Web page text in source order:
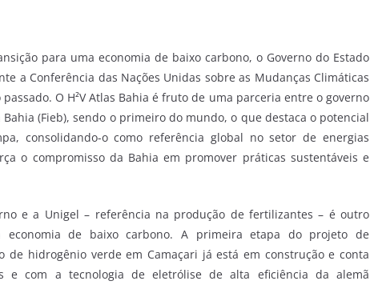
para uma economia de baixo carbono, o Governo do Estado
a Conferência das Nações Unidas sobre as Mudanças Climáticas
O H²V Atlas Bahia é fruto de uma parceria entre o governo
(Fieb), sendo o primeiro do mundo, o que destaca o potencial
consolidando-o como referência global no setor de energias
o compromisso da Bahia em promover práticas sustentáveis e
e a Unigel – referência na produção de fertilizantes – é outro
economia de baixo carbono. A primeira etapa do projeto de
hidrogênio verde em Camaçari já está em construção e conta
e com a tecnologia de eletrólise de alta eficiência da alemã